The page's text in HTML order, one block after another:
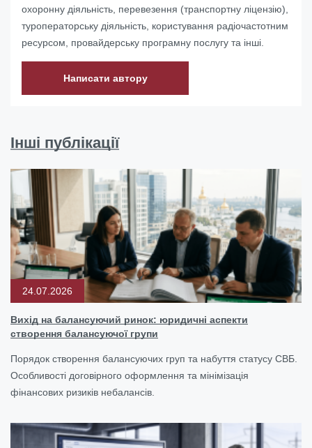
охоронну діяльність, перевезення (транспортну ліцензію),
туроператорську діяльність, користування радіочастотним
ресурсом, провайдерську програмну послугу та інші.
Написати автору
Інші публікації
24.07.2026
Вихід на балансуючий ринок: юридичні аспекти
створення балансуючої групи
Порядок створення балансуючих груп та набуття статусу СВБ.
Особливості договірного оформлення та мінімізація
фінансових ризиків небалансів.